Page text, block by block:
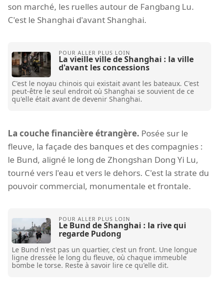
son marché, les ruelles autour de Fangbang Lu.
C'est le Shanghai d'avant Shanghai.
La vieille ville de Shanghai : la ville
d'avant les concessions
C'est le noyau chinois qui existait avant les bateaux. C'est
peut-être le seul endroit où Shanghai se souvient de ce
qu'elle était avant de devenir Shanghai.
La couche financière étrangère. Posée sur le
fleuve, la façade des banques et des compagnies :
le Bund, aligné le long de Zhongshan Dong Yi Lu,
tourné vers l'eau et vers le dehors. C'est la strate du
pouvoir commercial, monumentale et frontale.
Le Bund de Shanghai : la rive qui
regarde Pudong
Le Bund n'est pas un quartier, c'est un front. Une longue
ligne dressée le long du fleuve, où chaque immeuble
bombe le torse. Reste à savoir lire ce qu'elle dit.